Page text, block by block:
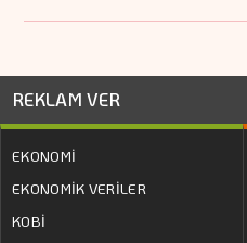
REKLAM VER
EKONOMİ
EKONOMİK VERİLER
KOBİ